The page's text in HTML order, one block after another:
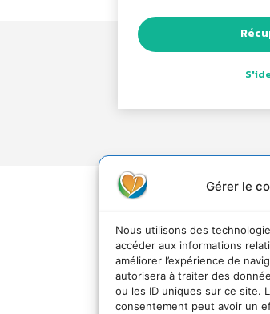
Gérer le
Nous utilisons des
accéder aux informations
améliorer l’expérience de
autorisera à traiter des
ou les ID uniques sur ce site.
consentement peut avoir un